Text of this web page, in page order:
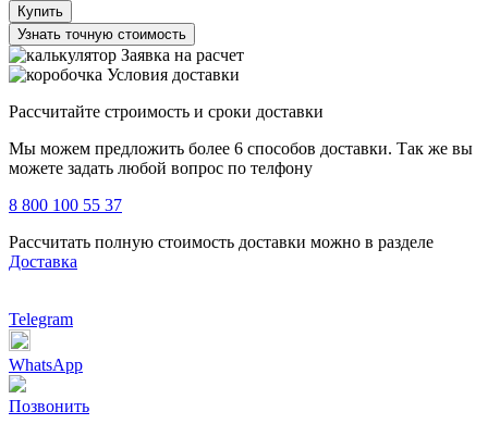
Купить
Узнать точную стоимость
Заявка на расчет
Условия доставки
Рассчитайте строимость и сроки доставки
Мы можем предложить более 6 способов доставки. Так же вы
можете задать любой вопрос по телфону
8 800 100 55 37
Рассчитать полную стоимость доставки можно в разделе
Доставка
Telegram
WhatsApp
Позвонить